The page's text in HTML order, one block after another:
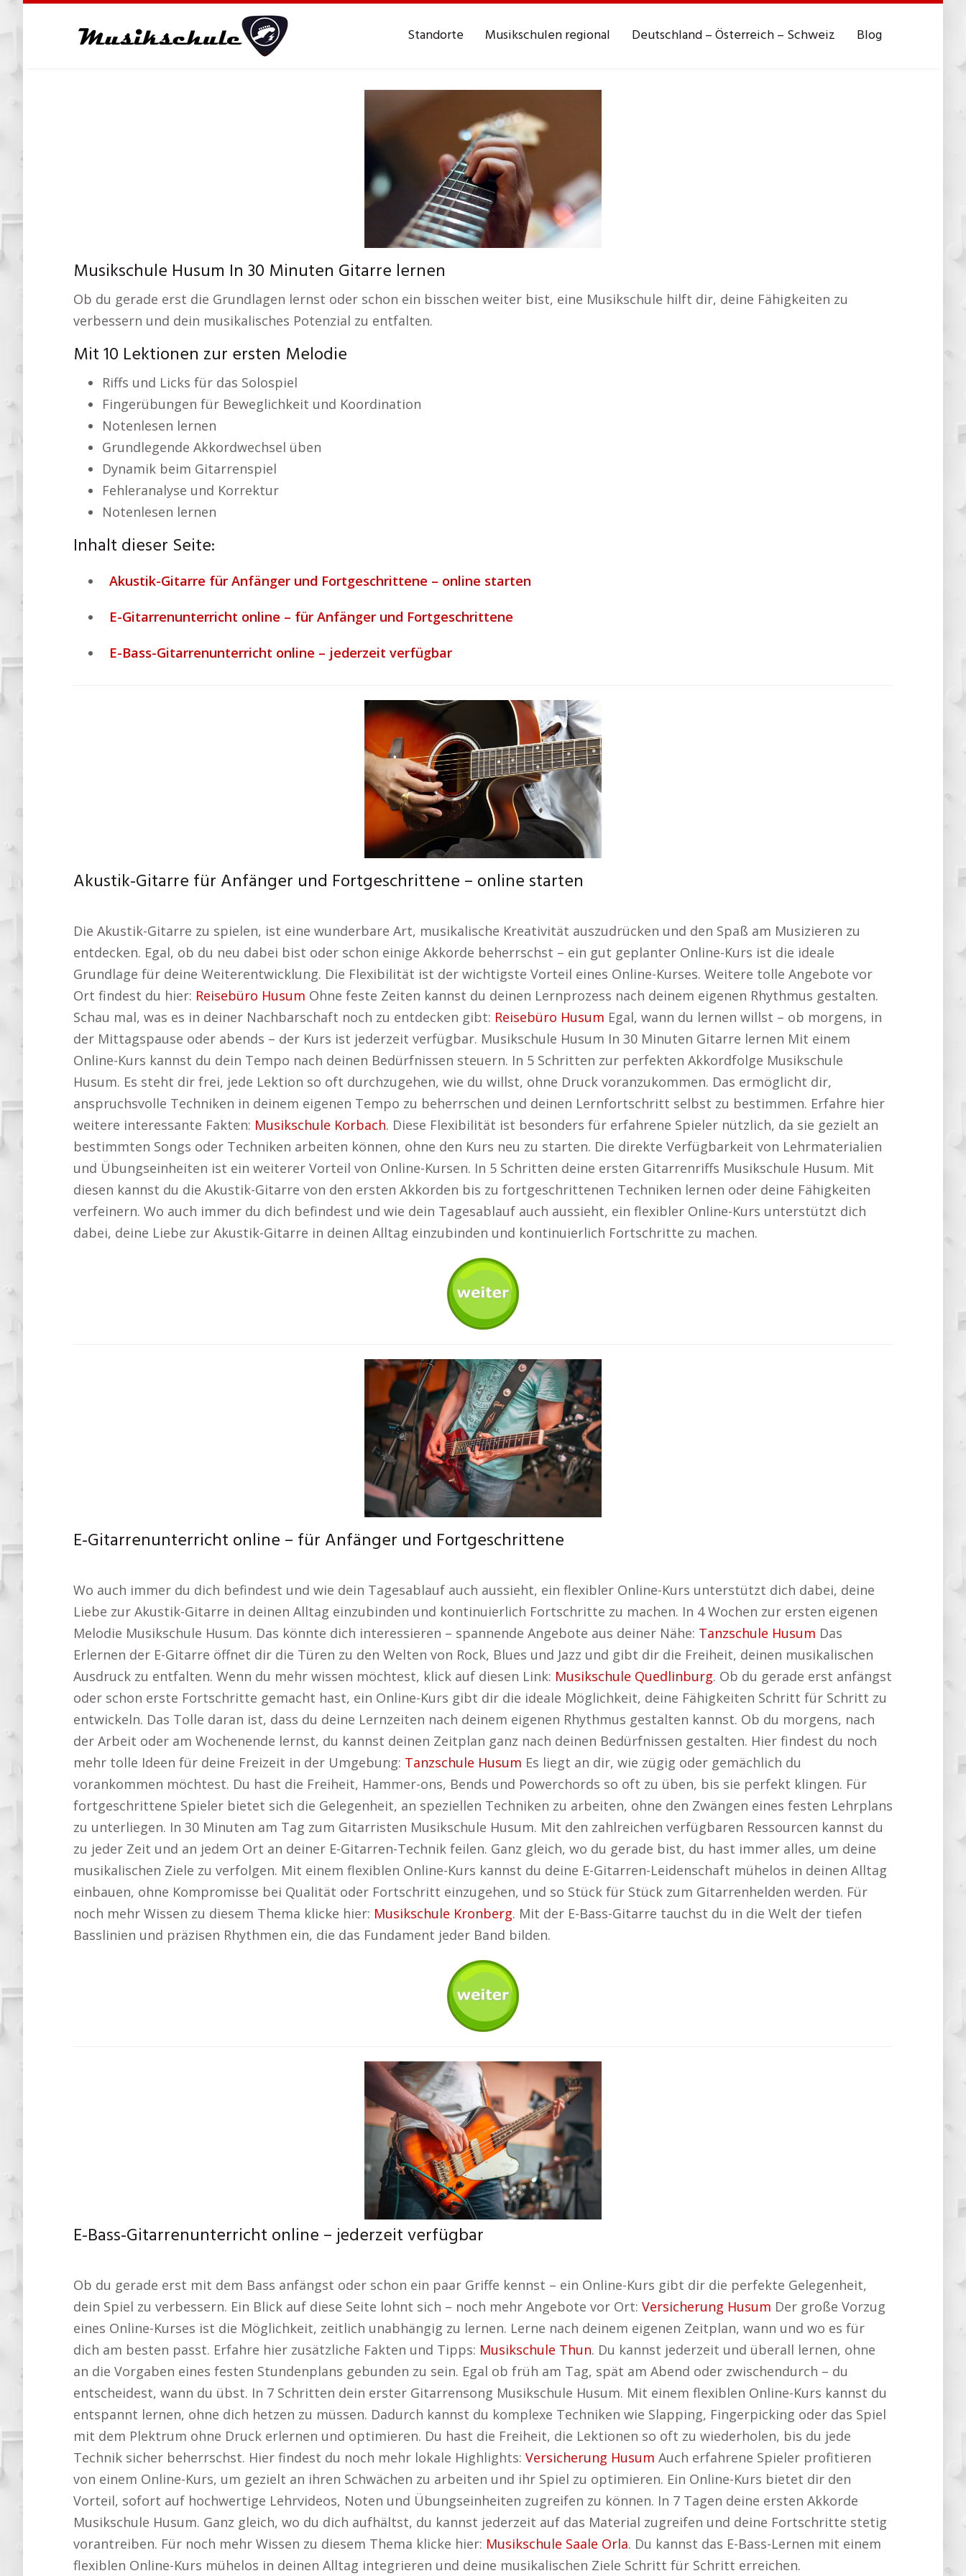
Standorte Musikschulen regional Deutschland – Österreich – Schweiz Blog
Musikschule Husum In 30 Minuten Gitarre lernen
Ob du gerade erst die Grundlagen lernst oder schon ein bisschen weiter bist, eine Musikschule hilft dir, deine Fähigkeiten zu
verbessern und dein musikalisches Potenzial zu entfalten.
Mit 10 Lektionen zur ersten Melodie
Riffs und Licks für das Solospiel
Fingerübungen für Beweglichkeit und Koordination
Notenlesen lernen
Grundlegende Akkordwechsel üben
Dynamik beim Gitarrenspiel
Fehleranalyse und Korrektur
Notenlesen lernen
Inhalt dieser Seite:
Akustik-Gitarre für Anfänger und Fortgeschrittene – online starten
E-Gitarrenunterricht online – für Anfänger und Fortgeschrittene
E-Bass-Gitarrenunterricht online – jederzeit verfügbar
Akustik-Gitarre für Anfänger und Fortgeschrittene – online starten
Die Akustik-Gitarre zu spielen, ist eine wunderbare Art, musikalische Kreativität auszudrücken und den Spaß am Musizieren zu
entdecken. Egal, ob du neu dabei bist oder schon einige Akkorde beherrschst – ein gut geplanter Online-Kurs ist die ideale
Grundlage für deine Weiterentwicklung. Die Flexibilität ist der wichtigste Vorteil eines Online-Kurses. Weitere tolle Angebote vor
Ort findest du hier: Reisebüro Husum Ohne feste Zeiten kannst du deinen Lernprozess nach deinem eigenen Rhythmus gestalten.
Schau mal, was es in deiner Nachbarschaft noch zu entdecken gibt: Reisebüro Husum Egal, wann du lernen willst – ob morgens, in
der Mittagspause oder abends – der Kurs ist jederzeit verfügbar. Musikschule Husum In 30 Minuten Gitarre lernen Mit einem
Online-Kurs kannst du dein Tempo nach deinen Bedürfnissen steuern. In 5 Schritten zur perfekten Akkordfolge Musikschule
Husum. Es steht dir frei, jede Lektion so oft durchzugehen, wie du willst, ohne Druck voranzukommen. Das ermöglicht dir,
anspruchsvolle Techniken in deinem eigenen Tempo zu beherrschen und deinen Lernfortschritt selbst zu bestimmen. Erfahre hier
weitere interessante Fakten: Musikschule Korbach. Diese Flexibilität ist besonders für erfahrene Spieler nützlich, da sie gezielt an
bestimmten Songs oder Techniken arbeiten können, ohne den Kurs neu zu starten. Die direkte Verfügbarkeit von Lehrmaterialien
und Übungseinheiten ist ein weiterer Vorteil von Online-Kursen. In 5 Schritten deine ersten Gitarrenriffs Musikschule Husum. Mit
diesen kannst du die Akustik-Gitarre von den ersten Akkorden bis zu fortgeschrittenen Techniken lernen oder deine Fähigkeiten
verfeinern. Wo auch immer du dich befindest und wie dein Tagesablauf auch aussieht, ein flexibler Online-Kurs unterstützt dich
dabei, deine Liebe zur Akustik-Gitarre in deinen Alltag einzubinden und kontinuierlich Fortschritte zu machen.
E-Gitarrenunterricht online – für Anfänger und Fortgeschrittene
Wo auch immer du dich befindest und wie dein Tagesablauf auch aussieht, ein flexibler Online-Kurs unterstützt dich dabei, deine
Liebe zur Akustik-Gitarre in deinen Alltag einzubinden und kontinuierlich Fortschritte zu machen. In 4 Wochen zur ersten eigenen
Melodie Musikschule Husum. Das könnte dich interessieren – spannende Angebote aus deiner Nähe: Tanzschule Husum Das
Erlernen der E-Gitarre öffnet dir die Türen zu den Welten von Rock, Blues und Jazz und gibt dir die Freiheit, deinen musikalischen
Ausdruck zu entfalten. Wenn du mehr wissen möchtest, klick auf diesen Link: Musikschule Quedlinburg. Ob du gerade erst anfängst
oder schon erste Fortschritte gemacht hast, ein Online-Kurs gibt dir die ideale Möglichkeit, deine Fähigkeiten Schritt für Schritt zu
entwickeln. Das Tolle daran ist, dass du deine Lernzeiten nach deinem eigenen Rhythmus gestalten kannst. Ob du morgens, nach
der Arbeit oder am Wochenende lernst, du kannst deinen Zeitplan ganz nach deinen Bedürfnissen gestalten. Hier findest du noch
mehr tolle Ideen für deine Freizeit in der Umgebung: Tanzschule Husum Es liegt an dir, wie zügig oder gemächlich du
vorankommen möchtest. Du hast die Freiheit, Hammer-ons, Bends und Powerchords so oft zu üben, bis sie perfekt klingen. Für
fortgeschrittene Spieler bietet sich die Gelegenheit, an speziellen Techniken zu arbeiten, ohne den Zwängen eines festen Lehrplans
zu unterliegen. In 30 Minuten am Tag zum Gitarristen Musikschule Husum. Mit den zahlreichen verfügbaren Ressourcen kannst du
zu jeder Zeit und an jedem Ort an deiner E-Gitarren-Technik feilen. Ganz gleich, wo du gerade bist, du hast immer alles, um deine
musikalischen Ziele zu verfolgen. Mit einem flexiblen Online-Kurs kannst du deine E-Gitarren-Leidenschaft mühelos in deinen Alltag
einbauen, ohne Kompromisse bei Qualität oder Fortschritt einzugehen, und so Stück für Stück zum Gitarrenhelden werden. Für
noch mehr Wissen zu diesem Thema klicke hier: Musikschule Kronberg. Mit der E-Bass-Gitarre tauchst du in die Welt der tiefen
Basslinien und präzisen Rhythmen ein, die das Fundament jeder Band bilden.
E-Bass-Gitarrenunterricht online – jederzeit verfügbar
Ob du gerade erst mit dem Bass anfängst oder schon ein paar Griffe kennst – ein Online-Kurs gibt dir die perfekte Gelegenheit,
dein Spiel zu verbessern. Ein Blick auf diese Seite lohnt sich – noch mehr Angebote vor Ort: Versicherung Husum Der große Vorzug
eines Online-Kurses ist die Möglichkeit, zeitlich unabhängig zu lernen. Lerne nach deinem eigenen Zeitplan, wann und wo es für
dich am besten passt. Erfahre hier zusätzliche Fakten und Tipps: Musikschule Thun. Du kannst jederzeit und überall lernen, ohne
an die Vorgaben eines festen Stundenplans gebunden zu sein. Egal ob früh am Tag, spät am Abend oder zwischendurch – du
entscheidest, wann du übst. In 7 Schritten dein erster Gitarrensong Musikschule Husum. Mit einem flexiblen Online-Kurs kannst du
entspannt lernen, ohne dich hetzen zu müssen. Dadurch kannst du komplexe Techniken wie Slapping, Fingerpicking oder das Spiel
mit dem Plektrum ohne Druck erlernen und optimieren. Du hast die Freiheit, die Lektionen so oft zu wiederholen, bis du jede
Technik sicher beherrschst. Hier findest du noch mehr lokale Highlights: Versicherung Husum Auch erfahrene Spieler profitieren
von einem Online-Kurs, um gezielt an ihren Schwächen zu arbeiten und ihr Spiel zu optimieren. Ein Online-Kurs bietet dir den
Vorteil, sofort auf hochwertige Lehrvideos, Noten und Übungseinheiten zugreifen zu können. In 7 Tagen deine ersten Akkorde
Musikschule Husum. Ganz gleich, wo du dich aufhältst, du kannst jederzeit auf das Material zugreifen und deine Fortschritte stetig
vorantreiben. Für noch mehr Wissen zu diesem Thema klicke hier: Musikschule Saale Orla. Du kannst das E-Bass-Lernen mit einem
flexiblen Online-Kurs mühelos in deinen Alltag integrieren und deine musikalischen Ziele Schritt für Schritt erreichen.